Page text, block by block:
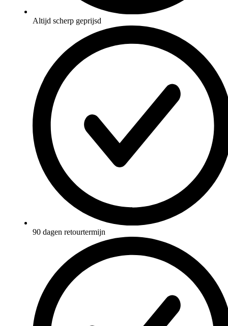
Altijd scherp geprijsd
90 dagen retourtermijn